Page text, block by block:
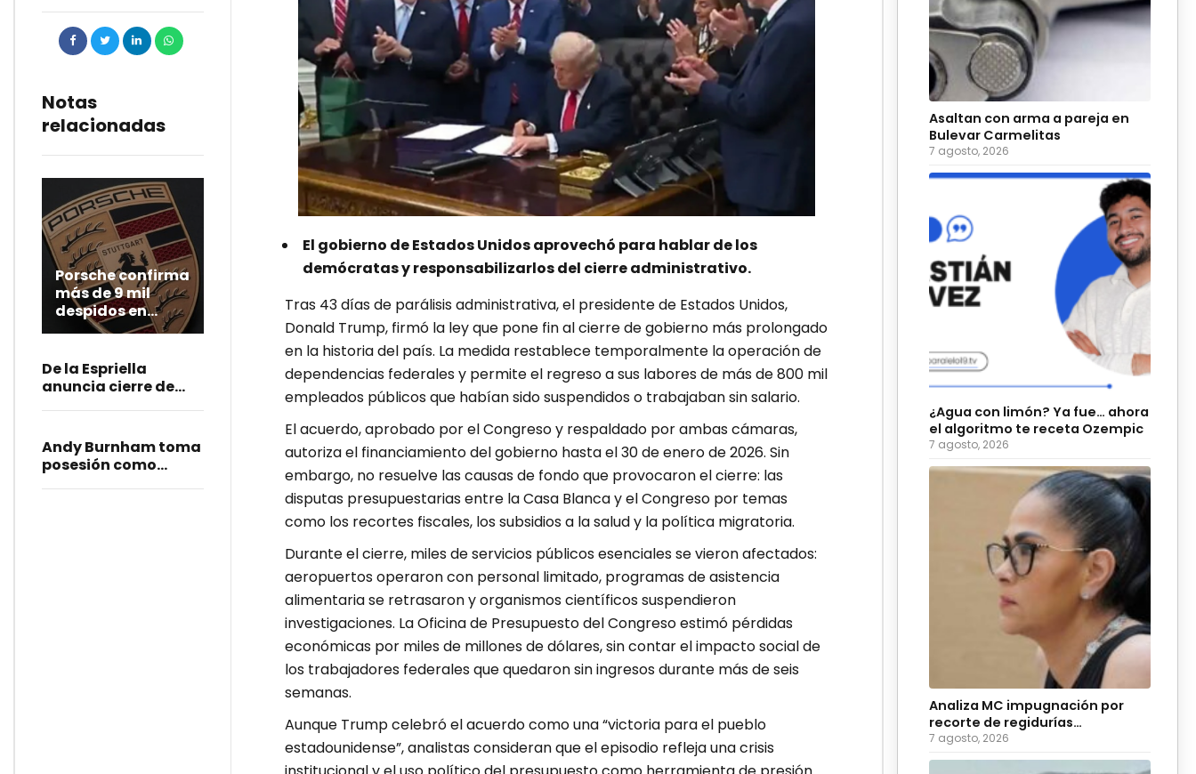
Notas
relacionadas
Porsche confirma
más de 9 mil
despidos en
Alemania como
reestructuración
De la Espriella
anuncia cierre de
la representación de
Colombia en Israel
Andy Burnham toma
posesión como
El gobierno de Estados Unidos aprovechó para hablar de los
demócratas y responsabilizarlos del cierre administrativo.
Tras 43 días de parálisis administrativa, el presidente de Estados Unidos,
Donald Trump, firmó la ley que pone fin al cierre de gobierno más prolongado
en la historia del país. La medida restablece temporalmente la operación de
dependencias federales y permite el regreso a sus labores de más de 800 mil
empleados públicos que habían sido suspendidos o trabajaban sin salario.
El acuerdo, aprobado por el Congreso y respaldado por ambas cámaras,
autoriza el financiamiento del gobierno hasta el 30 de enero de 2026. Sin
embargo, no resuelve las causas de fondo que provocaron el cierre: las
disputas presupuestarias entre la Casa Blanca y el Congreso por temas
como los recortes fiscales, los subsidios a la salud y la política migratoria.
Durante el cierre, miles de servicios públicos esenciales se vieron afectados:
aeropuertos operaron con personal limitado, programas de asistencia
alimentaria se retrasaron y organismos científicos suspendieron
investigaciones. La Oficina de Presupuesto del Congreso estimó pérdidas
económicas por miles de millones de dólares, sin contar el impacto social de
los trabajadores federales que quedaron sin ingresos durante más de seis
semanas.
Aunque Trump celebró el acuerdo como una “victoria para el pueblo
estadounidense”, analistas consideran que el episodio refleja una crisis
Asaltan con arma a pareja en
Bulevar Carmelitas
7 agosto, 2026
¿Agua con limón? Ya fue… ahora
el algoritmo te receta Ozempic
7 agosto, 2026
Analiza MC impugnación por
recorte de regidurías
plurinominales en Puebla
7 agosto, 2026